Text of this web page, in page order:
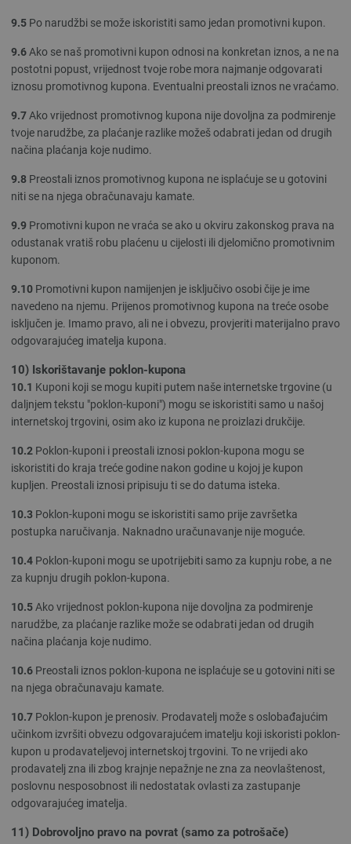
9.5 Po narudžbi se može iskoristiti samo jedan promotivni kupon.
9.6Ako se naš promotivni kupon odnosi na konkretan iznos, a ne na
postotni popust, vrijednost tvoje robe mora najmanje odgovarati
iznosu promotivnog kupona. Eventualni preostali iznos ne vraćamo.
9.7Ako vrijednost promotivnog kupona nije dovoljna za podmirenje
tvoje narudžbe, za plaćanje razlike možeš odabrati jedan od drugih
načina plaćanja koje nudimo.
9.8 Preostali iznos promotivnog kupona ne isplaćuje se u gotovini
niti se na njega obračunavaju kamate.
9.9 Promotivni kupon ne vraća se ako u okviru zakonskog prava na
odustanak vratiš robu plaćenu u cijelosti ili djelomično promotivnim
kuponom.
9.10 Promotivni kupon namijenjen je isključivo osobi čije je ime
navedeno na njemu. Prijenos promotivnog kupona na treće osobe
isključen je. Imamo pravo, ali ne i obvezu, provjeriti materijalno pravo
odgovarajućeg imatelja kupona.
10) Iskorištavanje poklon-kupona
10.1 Kuponi koji se mogu kupiti putem naše internetske trgovine (u
daljnjem tekstu "poklon-kuponi") mogu se iskoristiti samo u našoj
internetskoj trgovini, osim ako iz kupona ne proizlazi drukčije.
10.2 Poklon-kuponi i preostali iznosi poklon-kupona mogu se
iskoristiti do kraja treće godine nakon godine u kojoj je kupon
kupljen. Preostali iznosi pripisuju ti se do datuma isteka.
10.3 Poklon-kuponi mogu se iskoristiti samo prije završetka
postupka naručivanja. Naknadno uračunavanje nije moguće.
10.4 Poklon-kuponi mogu se upotrijebiti samo za kupnju robe, a ne
za kupnju drugih poklon-kupona.
10.5Ako vrijednost poklon-kupona nije dovoljna za podmirenje
narudžbe, za plaćanje razlike može se odabrati jedan od drugih
načina plaćanja koje nudimo.
10.6 Preostali iznos poklon-kupona ne isplaćuje se u gotovini niti se
na njega obračunavaju kamate.
10.7 Poklon-kupon je prenosiv. Prodavatelj može s oslobađajućim
učinkom izvršiti obvezu odgovarajućem imatelju koji iskoristi poklon-
kupon u prodavateljevoj internetskoj trgovini. To ne vrijedi ako
prodavatelj zna ili zbog krajnje nepažnje ne zna za neovlaštenost,
poslovnu nesposobnost ili nedostatak ovlasti za zastupanje
odgovarajućeg imatelja.
11) Dobrovoljno pravo na povrat (samo za potrošače)